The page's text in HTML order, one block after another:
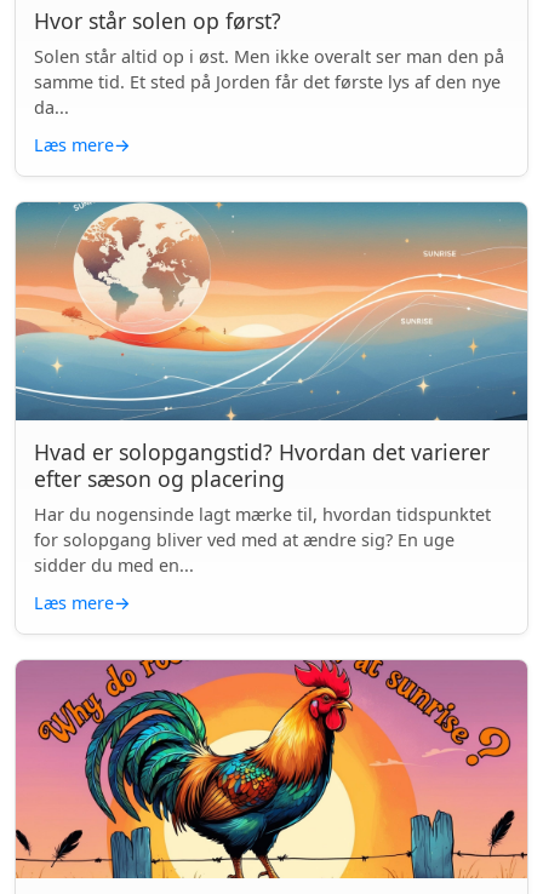
Hvor står solen op først?
Solen står altid op i øst. Men ikke overalt ser man den på
samme tid. Et sted på Jorden får det første lys af den nye
da...
Læs mere→
Hvad er solopgangstid? Hvordan det varierer
efter sæson og placering
Har du nogensinde lagt mærke til, hvordan tidspunktet
for solopgang bliver ved med at ændre sig? En uge
sidder du med en...
Læs mere→